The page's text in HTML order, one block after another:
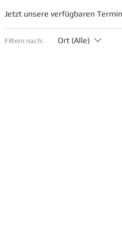
Jetzt unsere verfügbaren
Filtern nach: Ort (Alle)